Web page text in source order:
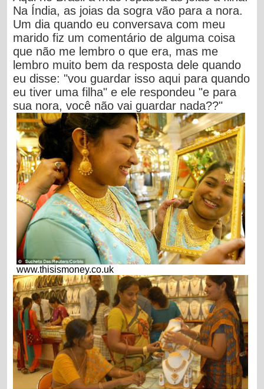
Na Índia, as joias da sogra vão para a nora.
Um dia quando eu conversava com meu
marido fiz um comentário de alguma coisa
que não me lembro o que era, mas me
lembro muito bem da resposta dele quando
eu disse: "vou guardar isso aqui para quando
eu tiver uma filha" e ele respondeu "e para
sua nora, você não vai guardar nada??"
www.thisismoney.co.uk